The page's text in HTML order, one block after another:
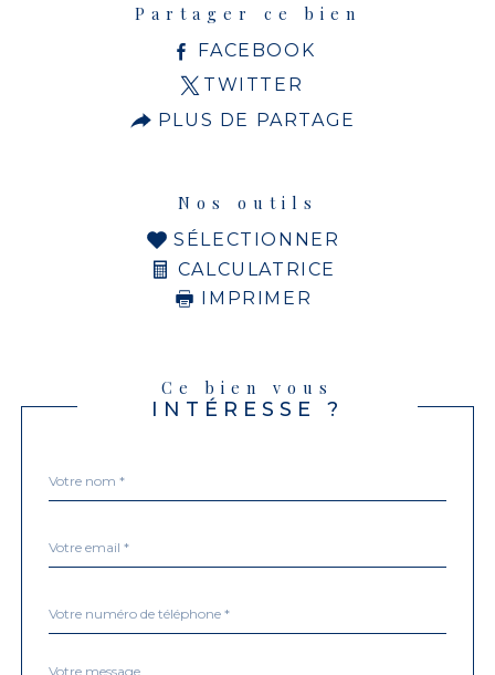
Partager ce bien
FACEBOOK
TWITTER
PLUS DE PARTAGE
Nos outils
SÉLECTIONNER
CALCULATRICE
IMPRIMER
Ce bien vous
INTÉRESSE ?
par
*
*
*
Fieldset
Message